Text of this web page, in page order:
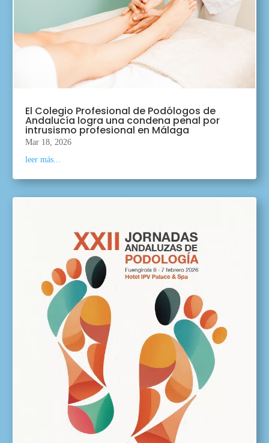
El Colegio Profesional de Podólogos de
Andalucía logra una condena penal por
intrusismo profesional en Málaga
Mar 18, 2026
leer más...